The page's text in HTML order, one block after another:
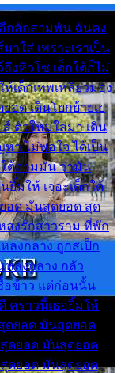
กสักสามพัน ฉันคง
าใส่ เพราะเราเป็น
ถึงหิวโซ เด็กใต้ก็ไม่
เด็กเทพเหลียวมอง
อด เดินโยกย้ายเย
ตัวใหม่ใส่มา เดิน
า ไม่พอใจ ได้เป็น
ต้ถามมัน ว่ามัน
มให้ เจอะเด็กใต้
อด มันสุดยอด สุด
ลงรักสาวราม ที่พัก
ลงกลาง ถูกสเป็ก
หลงกลาง กลัว
อข้าว แต่ก่อนนั้น
คราวนี้เธอยิ้มให้
ดยอด มันสุดยอด
ดยอด มันสุดยอด
ดยอด มันสุดยอด